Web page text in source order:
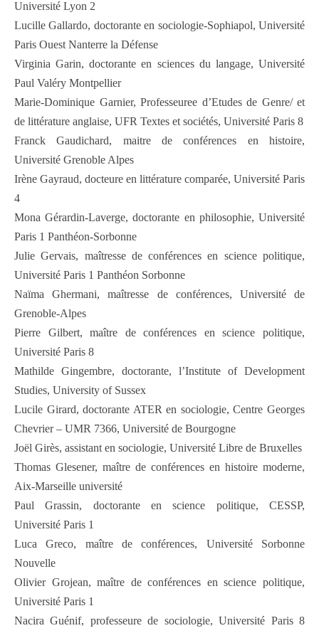
Université Lyon 2
Lucille Gallardo, doctorante en sociologie-Sophiapol, Université
Paris Ouest Nanterre la Défense
Virginia Garin, doctorante en sciences du langage, Université
Paul Valéry Montpellier
Marie-Dominique Garnier, Professeuree d’Etudes de Genre/ et
de littérature anglaise, UFR Textes et sociétés, Université Paris 8
Franck Gaudichard, maitre de conférences en histoire,
Université Grenoble Alpes
Irène Gayraud, docteure en littérature comparée, Université Paris
4
Mona Gérardin-Laverge, doctorante en philosophie, Université
Paris 1 Panthéon-Sorbonne
Julie Gervais, maîtresse de conférences en science politique,
Université Paris 1 Panthéon Sorbonne
Naïma Ghermani, maîtresse de conférences, Université de
Grenoble-Alpes
Pierre Gilbert, maître de conférences en science politique,
Université Paris 8
Mathilde Gingembre, doctorante, l’Institute of Development
Studies, University of Sussex
Lucile Girard, doctorante ATER en sociologie, Centre Georges
Chevrier – UMR 7366, Université de Bourgogne
Joël Girès, assistant en sociologie, Université Libre de Bruxelles
Thomas Glesener, maître de conférences en histoire moderne,
Aix-Marseille université
Paul Grassin, doctorante en science politique, CESSP,
Université Paris 1
Luca Greco, maître de conférences, Université Sorbonne
Nouvelle
Olivier Grojean, maître de conférences en science politique,
Université Paris 1
Nacira Guénif, professeure de sociologie, Université Paris 8